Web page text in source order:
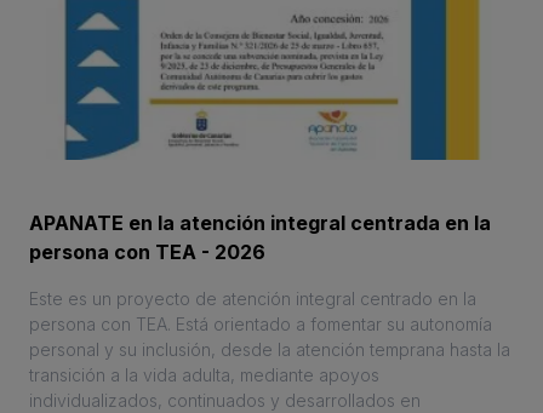
APANATE en la atención integral centrada en la
persona con TEA - 2026
Este es un proyecto de atención integral centrado en la
persona con TEA. Está orientado a fomentar su autonomía
personal y su inclusión, desde la atención temprana hasta la
transición a la vida adulta, mediante apoyos
individualizados, continuados y desarrollados en